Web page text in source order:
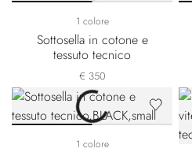
1 colore
Sottosella in cotone e
tessuto tecnico
€ 350
1 colore